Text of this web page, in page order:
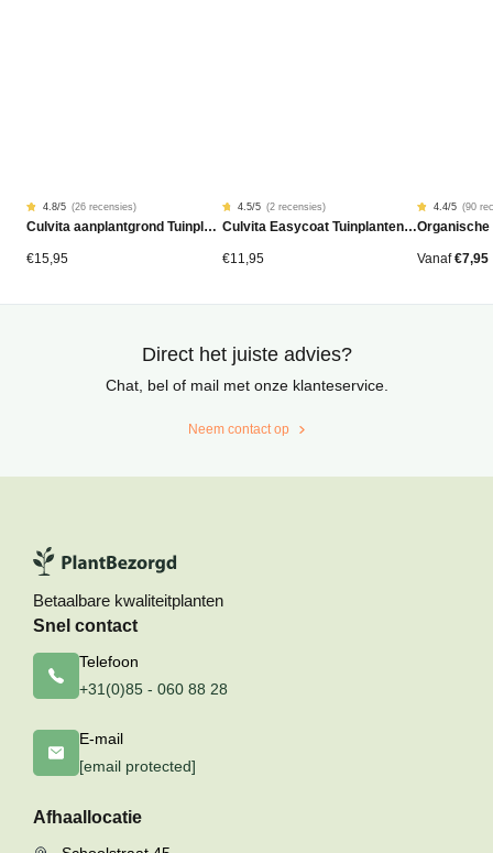
Gewaardeerd
4.77
gebaseerd
op
26
4.8/5 (26 recensies)
Culvita aanplantgrond Tuinplanten, Bomen & Hagen BIO 40L
€15,95
Gewaardeerd
4.50
gebaseerd
op
2
4.5/5 (2 recensies)
Culvita Easycoat Tuinplantenmest (langdurige werking)
€11,95
Gewaardeerd
4.42
gebaseerd
op
90
4.4/5 (90
Vanaf €7,95
Direct het juiste advies?
Chat, bel of mail met onze klanteservice.
Neem contact op
Betaalbare kwaliteitplanten
Snel contact
Telefoon
+31(0)85 - 060 88 28
E-mail
[email protected]
Afhaallocatie